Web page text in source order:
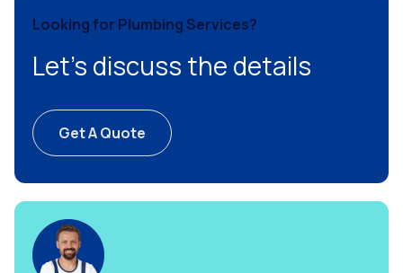
Looking for Plumbing Services?
Let’s discuss the details
Get A Quote
Get A Quote